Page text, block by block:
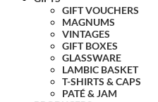
GIFT VOUCHERS
MAGNUMS
VINTAGES
GIFT BOXES
GLASSWARE
LAMBIC BASKET
T-SHIRTS & CAPS
PATÉ & JAM